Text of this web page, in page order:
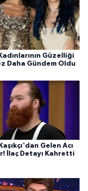
Güzelliği
Daha Gündem Oldu
Gelen Acı
İlaç Detayı Kahretti